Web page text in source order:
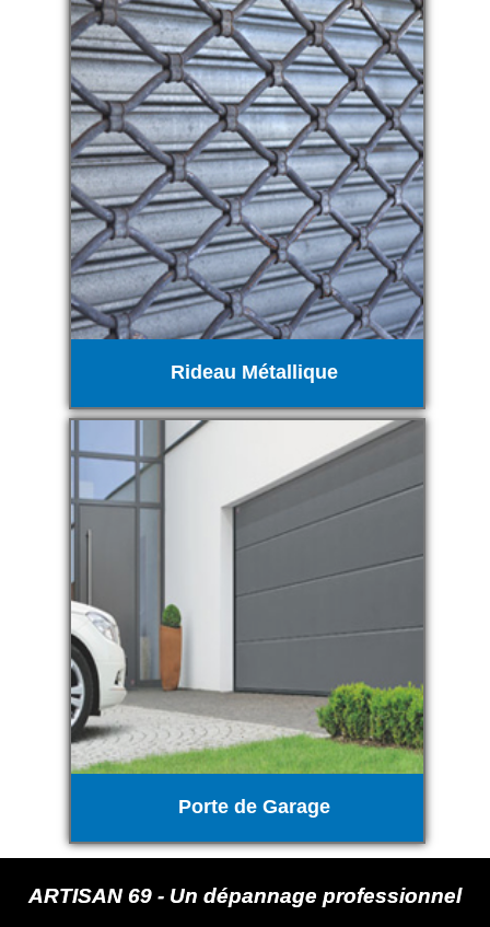
Rideau Métallique
Porte de Garage
ARTISAN 69 - Un dépannage professionnel